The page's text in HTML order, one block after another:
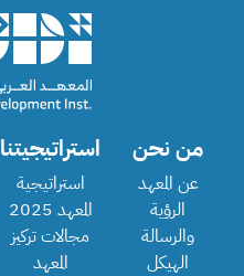
من نحن
عن المعهد
الرؤية
والرسالة
الهيكل
استراتيجيتنا
استراتيجية
المعهد 2025
مجالات تركيز
المعهد